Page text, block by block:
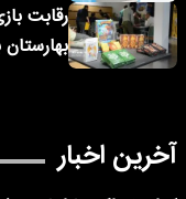
رقابت
آخرین اخبار